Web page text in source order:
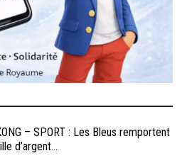
– SPORT : Les Bleus remportent
d’argent...